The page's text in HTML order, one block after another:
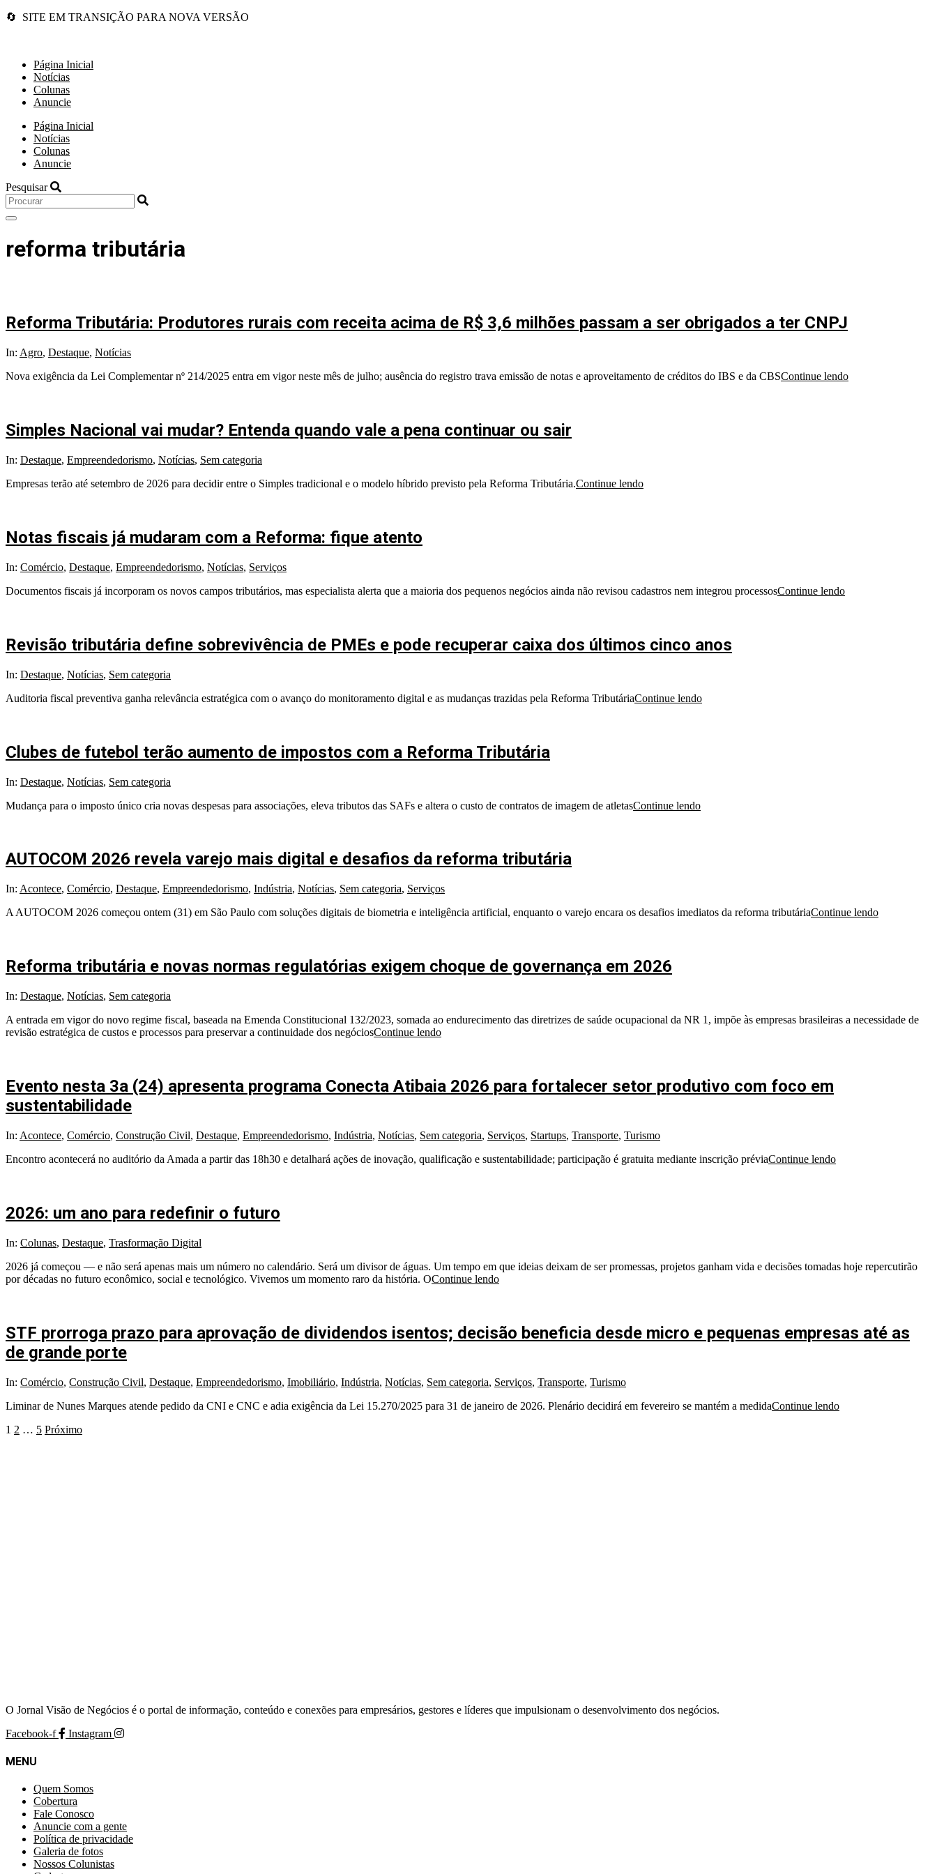
🔄 SITE EM TRANSIÇÃO PARA NOVA VERSÃO
Página Inicial
Notícias
Colunas
Anuncie
Página Inicial
Notícias
Colunas
Anuncie
Pesquisar
reforma tributária
Reforma Tributária: Produtores rurais com receita acima de R$ 3,6 milhões passam a ser obrigados a ter CNPJ
2026-
10
In: Agro, Destaque, Notícias
Nova exigência da Lei Complementar nº 214/2025 entra em vigor neste mês de julho; ausência do registro trava emissão de notas e aproveitamento de créditos do IBS e da CBSContinue lendo
Simples Nacional vai mudar? Entenda quando vale a pena continuar ou sair
2026-
06
In: Destaque, Empreendedorismo, Notícias, Sem categoria
Empresas terão até setembro de 2026 para decidir entre o Simples tradicional e o modelo híbrido previsto pela Reforma Tributária.Continue lendo
Notas fiscais já mudaram com a Reforma: fique atento
2026-
29
In: Comércio, Destaque, Empreendedorismo, Notícias, Serviços
Documentos fiscais já incorporam os novos campos tributários, mas especialista alerta que a maioria dos pequenos negócios ainda não revisou cadastros nem integrou processosContinue lendo
Revisão tributária define sobrevivência de PMEs e pode recuperar caixa dos últimos cinco anos
2026-
18
In: Destaque, Notícias, Sem categoria
Auditoria fiscal preventiva ganha relevância estratégica com o avanço do monitoramento digital e as mudanças trazidas pela Reforma TributáriaContinue lendo
Clubes de futebol terão aumento de impostos com a Reforma Tributária
2026-
14
In: Destaque, Notícias, Sem categoria
Mudança para o imposto único cria novas despesas para associações, eleva tributos das SAFs e altera o custo de contratos de imagem de atletasContinue lendo
AUTOCOM 2026 revela varejo mais digital e desafios da reforma tributária
2026-
01
In: Acontece, Comércio, Destaque, Empreendedorismo, Indústria, Notícias, Sem categoria, Serviços
A AUTOCOM 2026 começou ontem (31) em São Paulo com soluções digitais de biometria e inteligência artificial, enquanto o varejo encara os desafios imediatos da reforma tributáriaContinue lendo
Reforma tributária e novas normas regulatórias exigem choque de governança em 2026
2026-
02
In: Destaque, Notícias, Sem categoria
A entrada em vigor do novo regime fiscal, baseada na Emenda Constitucional 132/2023, somada ao endurecimento das diretrizes de saúde ocupacional da NR 1, impõe às empresas brasileiras a necessidade de
revisão estratégica de custos e processos para preservar a continuidade dos negóciosContinue lendo
Evento nesta 3a (24) apresenta programa Conecta Atibaia 2026 para fortalecer setor produtivo com foco em
sustentabilidade
2026-
23
In: Acontece, Comércio, Construção Civil, Destaque, Empreendedorismo, Indústria, Notícias, Sem categoria, Serviços, Startups, Transporte, Turismo
Encontro acontecerá no auditório da Amada a partir das 18h30 e detalhará ações de inovação, qualificação e sustentabilidade; participação é gratuita mediante inscrição préviaContinue lendo
2026: um ano para redefinir o futuro
2026-
15
In: Colunas, Destaque, Trasformação Digital
2026 já começou — e não será apenas mais um número no calendário. Será um divisor de águas. Um tempo em que ideias deixam de ser promessas, projetos ganham vida e decisões tomadas hoje repercutirão
por décadas no futuro econômico, social e tecnológico. Vivemos um momento raro da história. OContinue lendo
STF prorroga prazo para aprovação de dividendos isentos; decisão beneficia desde micro e pequenas empresas até as
de grande porte
2025-
29
In: Comércio, Construção Civil, Destaque, Empreendedorismo, Imobiliário, Indústria, Notícias, Sem categoria, Serviços, Transporte, Turismo
Liminar de Nunes Marques atende pedido da CNI e CNC e adia exigência da Lei 15.270/2025 para 31 de janeiro de 2026. Plenário decidirá em fevereiro se mantém a medidaContinue lendo
Paginação
1 2 … 5 Próximo
O Jornal Visão de Negócios é o portal de informação, conteúdo e conexões para empresários, gestores e líderes que impulsionam o desenvolvimento dos negócios.
Facebook-f
Instagram
MENU
Quem Somos
Cobertura
Fale Conosco
Anuncie com a gente
Política de privacidade
Galeria de fotos
Nossos Colunistas